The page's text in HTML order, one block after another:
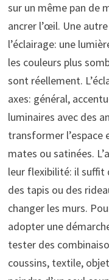
sur un même pan de
ancrer l’œil. Une
l’éclairage: une
les couleurs plus
sont réellement.
axes: général,
luminaires avec des
transformer l’espace
mates ou satinées.
leur flexibilité: il suffit
des tapis ou des
changer les murs.
adopter une
tester des
coussins, textile,